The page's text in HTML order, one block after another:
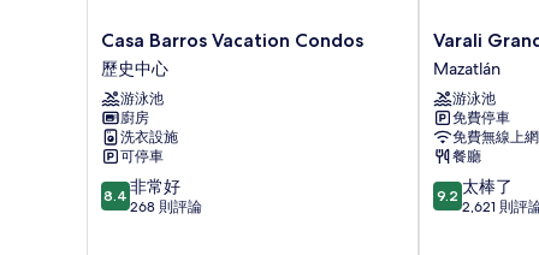
Casa
Barros
Vacation
Condos
歷
史
中
心
Casa Barros Vacation Condos
歷史中心
游泳池
廚房
洗衣設施
可停車
8.4
分，
8.4 非常好
268 則評論
Varali
Grand
Hotel
Mazatlán
Varali
Mazatlán
游泳池
免費停車
免費無線上網
餐廳
9.2
分，
9.2 太棒了
2,621 則評